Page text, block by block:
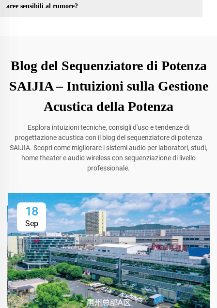
aree sensibili al rumore?
Blog del Sequenziatore di Potenza
SAIJIA – Intuizioni sulla Gestione
Acustica della Potenza
Esplora intuizioni tecniche, consigli d'uso e tendenze di
progettazione acustica con il blog del sequenziatore di potenza
SAIJIA. Scopri come migliorare i sistemi audio per laboratori, studi,
home theater e audio wireless con sequenziazione di livello
professionale.
18
Sep